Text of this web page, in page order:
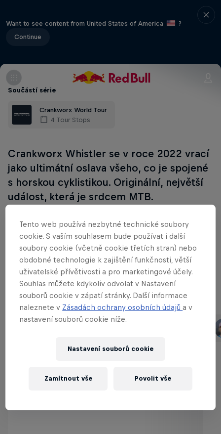
Want to see content from United States of America
?
Continue
Součástí série
Crankworx World Tour
4 Tour Stops
Crankworx Whistler se v roce 2022 vrací
jako ultimátní oslava všeho, co je spojené
s horskou cyklistikou. Originální, největší
událost, která je srdcem MTB.
Red Bull Joyride je vrcholom slopestylových soutěží
a toto léto se opět vrací do mekky horské cyklistiky.
Mrkni na záznam těch nejlepších slopestyle jezdců,
kteří se představili na 10. výročí závodu, který je
součástí Crankworx Whistler.
Part of this event
Harriet Burbidge-Smith
Tento web používá nezbytné technické soubory
cookie. S vaším souhlasem bude používat i další
soubory cookie (včetně cookie třetích stran) nebo
obdobné technologie k zajištění funkčnosti, větší
uživatelské přívětivosti a pro marketingové účely.
Souhlas můžete kdykoliv odvolat v Nastavení
souborů cookie v zápatí stránky. Další informace
naleznete v Zásadách ochrany osobních údajůa v
nastavení souborů cookie níže.
Nastavení souborů cookie
Zamítnout vše Povolit vše